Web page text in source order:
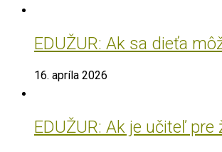
EDUŽUR: Ak sa dieťa
16. apríla 2026
EDUŽUR: Ak je učiteľ